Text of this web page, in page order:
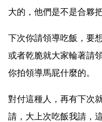
大的，他們是不是合夥
下次你請領導吃飯，要
或者乾脆就大家輪著請
你拍領導馬屁什麼的。
對付這種人，再有下次
請，大上次吃飯我請，